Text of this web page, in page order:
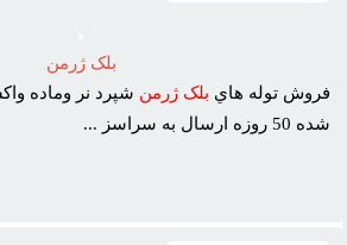
بلک ژرمن
فروش توله هاي بلک ژرمن شپرد نر وماده
شده 50 روزه ارسال به سراسز ...